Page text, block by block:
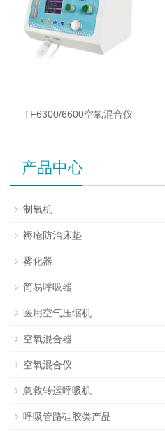
TF6300/6600空氧混合仪
产品中心
制氧机
褥疮防治床垫
雾化器
简易呼吸器
医用空气压缩机
空氧混合器
空氧混合仪
急救转运呼吸机
呼吸管路硅胶类产品